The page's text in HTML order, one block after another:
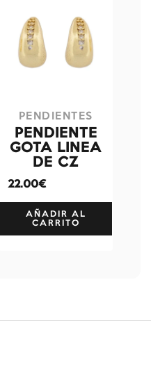
PENDIENTES
PENDIENTE
GOTA LINEA
DE CZ
22.00€
AÑADIR AL
CARRITO